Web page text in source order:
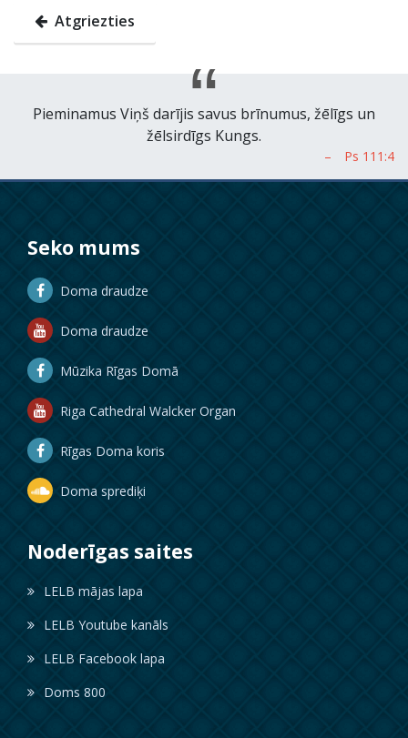
Atgriezties
Pieminamus Viņš darījis savus brīnumus, žēlīgs un
žēlsirdīgs Kungs.
Seko mums
Doma draudze
Doma draudze
Mūzika Rīgas Domā
Riga Cathedral Walcker Organ
Rīgas Doma koris
Doma sprediķi
Noderīgas saites
LELB mājas lapa
LELB Youtube kanāls
LELB Facebook lapa
Doms 800